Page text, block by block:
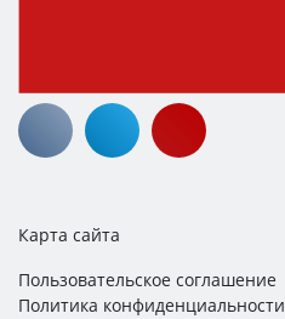
Карта сайта
Пользовательское соглашение
Политика конфиденциальности